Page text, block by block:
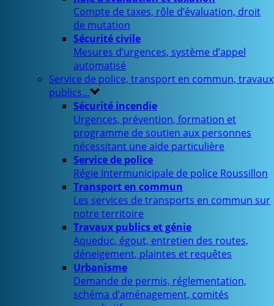
Compte de taxes, rôle d’évaluation, droit
de mutation
Sécurité civile
Mesures d’urgences, système d’appel
automatisé
Service de police, transport en commun, travaux
publics…
Sécurité incendie
Urgences, prévention, formation et
programme de soutien aux personnes
nécessitant une aide particulière
Service de police
Régie Intermunicipale de police Roussillon
Transport en commun
Les services de transports en commun sur
notre territoire
Travaux publics et génie
Aqueduc, égout, entretien des routes,
déneigement, plaintes et requêtes
Urbanisme
Demande de permis, réglementation,
schéma d’aménagement, comités